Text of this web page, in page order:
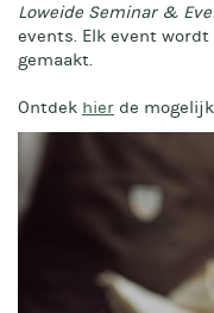
Loweide Seminar &
events. Elk event
gemaakt.
Ontdek hier de